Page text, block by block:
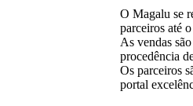
O Magalu se
parceiros até
As vendas
procedência
Os parceiros
portal